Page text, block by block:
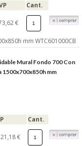
Cant.
€
mm WTC601000CB
Mural Fondo 700 Con
1500x700x850h mm
Cant.
€